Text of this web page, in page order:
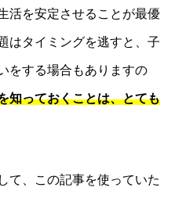
活を安定させることが最優
はタイミングを逃すと、子
をする場合もありますの
知っておくことは、とても
て、この記事を使っていた